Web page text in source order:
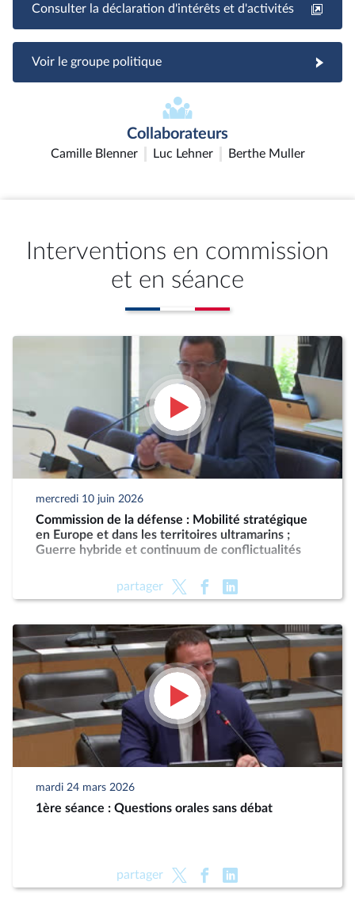
Consulter la déclaration d'intérêts et d'activités
Voir le groupe politique
Collaborateurs
Camille Blenner Luc Lehner Berthe Muller
Interventions en commission
et en séance
mercredi 10 juin 2026
Commission de la défense : Mobilité stratégique
en Europe et dans les territoires ultramarins ;
Guerre hybride et continuum de conflictualités
partager
mardi 24 mars 2026
1ère séance : Questions orales sans débat
partager